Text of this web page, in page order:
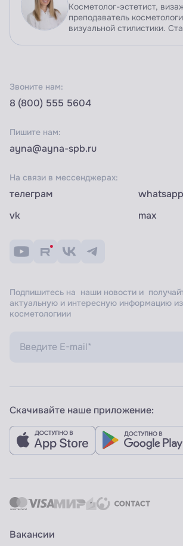
Косметолог-эстетист,
преподаватель
визуальной стилистики.
Звоните нам:
8 (800) 555 5604
Пишите нам:
ayna@ayna-spb.ru
На связи в мессенджерах:
телеграм
whatsapp
vk
max
Подпишитесь на наши новости и
актуальную и интересную информацию
косметологиии
Скачивайте наше приложение:
Вакансии